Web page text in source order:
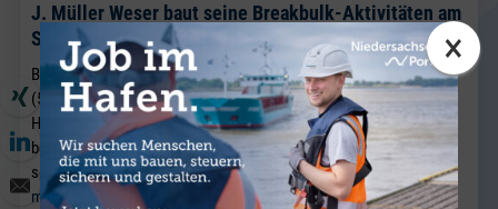
×
J. Müller Weser baut seine Breakbulk-Aktivitäten am
Standort Brake weiter aus.
BRAKE. Neu im Team von J. Müller Weser in Brake ist Sven Riekers
(51). Der gebürtige Bremer wechselt aus einem Unternehmen der
Hafenwirtschaft in Bremen nach Brake und verstärkt künftig das
bestehende Vertriebsteam Breakbulk, in dem Jörg Kaplan bereits
seit vielen Jahren als Führungskraft tätig ist.
mehr lesen